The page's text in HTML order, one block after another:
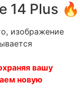
14 Plus 🔥​
изображение
вашу
новую